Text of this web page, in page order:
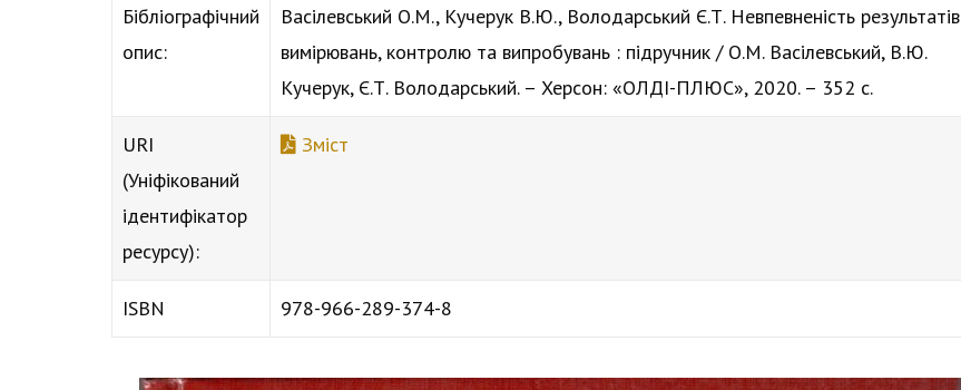
Бібліографічний
опис:
Васілевський О.М., Кучерук В.Ю., Володарський Є.Т. Невпевненість результатів
вимірювань, контролю та випробувань : підручник / О.М. Васілевський, В.Ю.
Кучерук, Є.Т. Володарський. – Херсон: «ОЛДІ-ПЛЮС», 2020. – 352 с.
URI
(Уніфікований
ідентифікатор
ресурсу):
Зміст
ISBN 978-966-289-374-8